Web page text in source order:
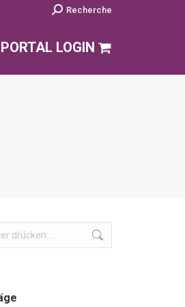
Search:Recherche
PORTAL LOGIN